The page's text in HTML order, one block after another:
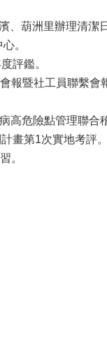
、葫洲里辦理清潔
。
評鑑。
報暨社工員聯繫會
高危險點管理聯合
畫第1次實地考評
。